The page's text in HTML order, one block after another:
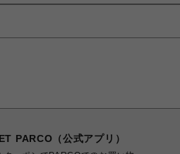
PARCO（公式アプリ）